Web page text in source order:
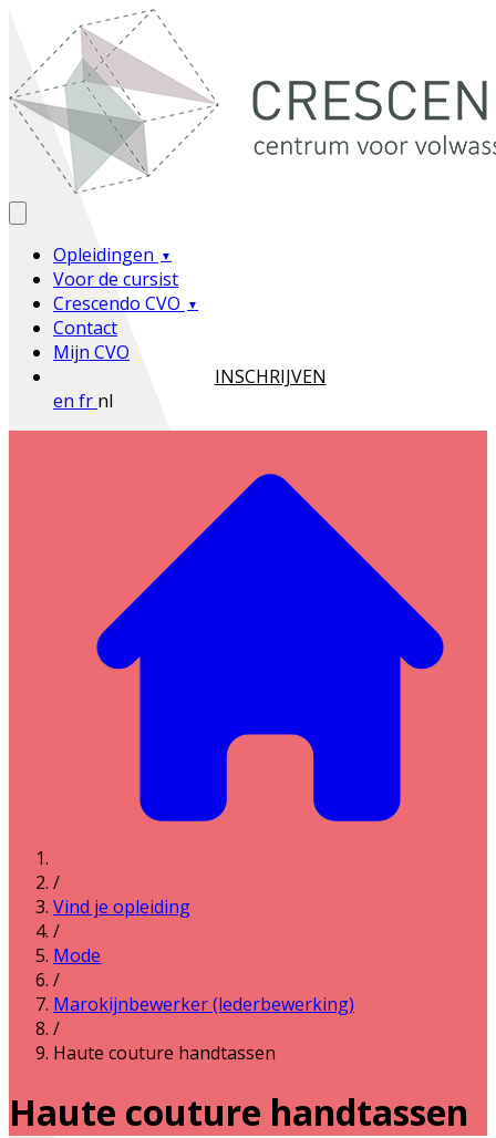
Opleidingen
Voor de cursist
Crescendo CVO
Contact
Mijn CVO
INSCHRIJVEN
en fr nl
/
Vind je opleiding
/
Mode
/
Marokijnbewerker (lederbewerking)
/
Haute couture handtassen
Haute couture handtassen